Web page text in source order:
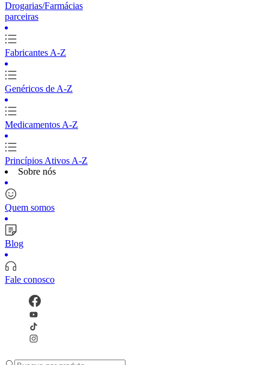
Drogarias/Farmácias
parceiras
Fabricantes A-Z
Genéricos de A-Z
Medicamentos A-Z
Princípios Ativos A-Z
Sobre nós
Quem somos
Blog
Fale conosco